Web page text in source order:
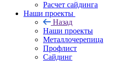
Расчет сайдинга
Наши проекты
Назад
Наши проекты
Металлочерепица
Профлист
Сайдинг